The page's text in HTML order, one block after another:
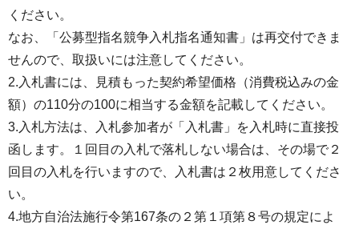
ください。
なお、「公募型指名競争入札指名通知書」は再交付できま
せんので、取扱いには注意してください。
2.入札書には、見積もった契約希望価格（消費税込みの金
額）の110分の100に相当する金額を記載してください。
3.入札方法は、入札参加者が「入札書」を入札時に直接投
函します。１回目の入札で落札しない場合は、その場で２
回目の入札を行いますので、入札書は２枚用意してくださ
い。
4.地方自治法施行令第167条の２第１項第８号の規定によ